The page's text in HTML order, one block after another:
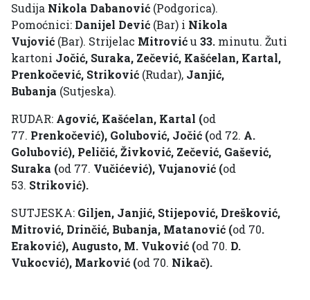
Sudija Nikola Dabanović (Podgorica).
Pomoćnici: Danijel Dević (Bar) i Nikola
Vujović (Bar). Strijelac Mitroviću 33. minutu. Žuti
kartoni Jočić, Suraka, Zečević, Kašćelan, Kartal,
Prenkočević, Striković (Rudar), Janjić,
Bubanja (Sutjeska).
RUDAR: Agović, Kašćelan, Kartal (od
77. Prenkočević), Golubović, Jočić (od 72. A.
Golubović), Peličić, Živković, Zečević, Gašević,
Suraka (od 77. Vučićević), Vujanović (od
53. Striković).
SUTJESKA: Giljen, Janjić, Stijepović, Drešković,
Mitrović, Drinčić, Bubanja, Matanović (od 70.
Eraković), Augusto, M. Vuković (od 70. D.
Vukocvić), Marković (od 70. Nikač).